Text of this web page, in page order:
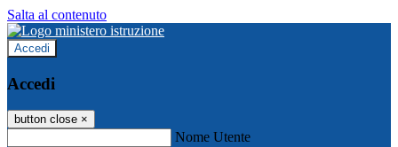
Salta al contenuto
Accedi
Accedi
button close ×
Nome Utente